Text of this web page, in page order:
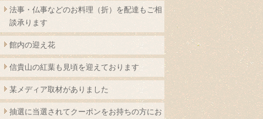
法事・仏事などのお料理（折）を配達もご相
談承ります
館内の迎え花
信貴山の紅葉も見頃を迎えております
某メディア取材がありました
抽選に当選されてクーポンをお持ちの方にお